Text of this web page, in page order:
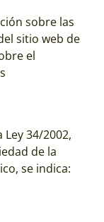
sobre las
sitio web de
el
34/2002,
de la
se indica: